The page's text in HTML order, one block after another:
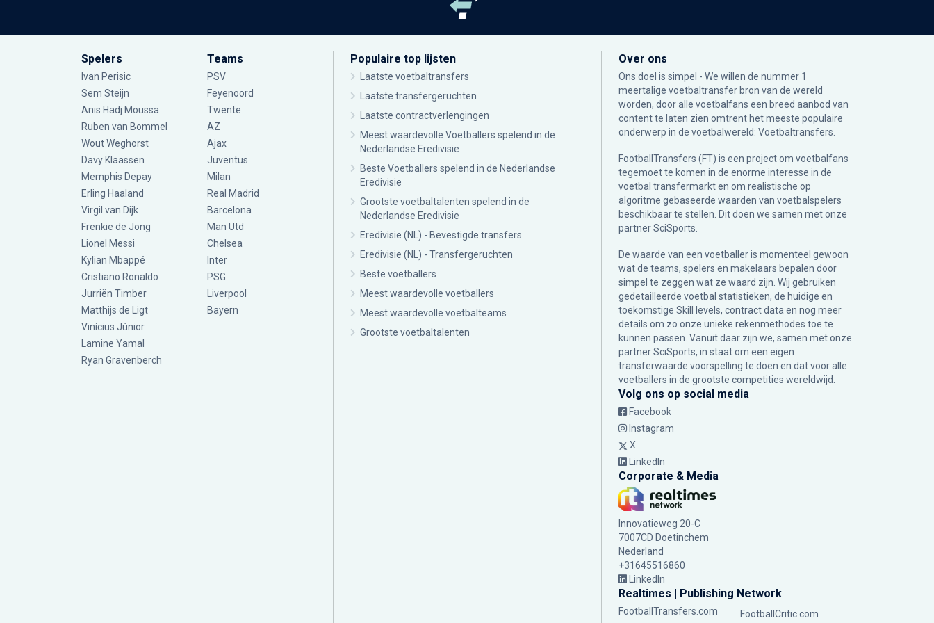
Spelers
Ivan Perisic
Sem Steijn
Anis Hadj Moussa
Ruben van Bommel
Wout Weghorst
Davy Klaassen
Memphis Depay
Erling Haaland
Virgil van Dijk
Frenkie de Jong
Lionel Messi
Kylian Mbappé
Cristiano Ronaldo
Jurriën Timber
Matthijs de Ligt
Vinícius Júnior
Lamine Yamal
Ryan Gravenberch
Teams
PSV
Feyenoord
Twente
AZ
Ajax
Juventus
Milan
Real Madrid
Barcelona
Man Utd
Chelsea
Inter
PSG
Liverpool
Bayern
Populaire top lijsten
Laatste voetbaltransfers
Laatste transfergeruchten
Laatste contractverlengingen
Meest waardevolle Voetballers spelend in de
Nederlandse Eredivisie
Beste Voetballers spelend in de Nederlandse
Eredivisie
Grootste voetbaltalenten spelend in de
Nederlandse Eredivisie
Eredivisie (NL) - Bevestigde transfers
Eredivisie (NL) - Transfergeruchten
Beste voetballers
Meest waardevolle voetballers
Meest waardevolle voetbalteams
Grootste voetbaltalenten
Over ons
Ons doel is simpel - We willen de nummer 1
meertalige voetbaltransfer bron van de wereld
worden, door alle voetbalfans een breed aanbod van
content te laten zien omtrent het meeste populaire
onderwerp in de voetbalwereld: Voetbaltransfers.
FootballTransfers (FT) is een project om voetbalfans
tegemoet te komen in de enorme interesse in de
voetbal transfermarkt en om realistische op
algoritme gebaseerde waarden van voetbalspelers
beschikbaar te stellen. Dit doen we samen met onze
partnerSciSports
De waarde van een voetballer is momenteel gewoon
wat de teams, spelers en makelaars bepalen door
simpel te zeggen wat ze waard zijn. Wij gebruiken
gedetailleerde voetbal statistieken, de huidige en
toekomstige Skill levels, contract data en nog meer
details om zo onze unieke rekenmethodes toe te
kunnen passen. Vanuit daar zijn we, samen met onze
partner SciSports, in staat om een eigen
transferwaarde voorspelling te doen en dat voor alle
voetballers in de grootste competities wereldwijd.
Volg ons op social media
Facebook
Instagram
X
LinkedIn
Corporate & Media
Innovatieweg 20-C
7007CD Doetinchem
Nederland
+31645516860
LinkedIn
Realtimes | Publishing Network
FootballTransfers.com FootballCritic.com